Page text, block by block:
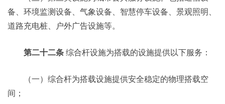
备、环境监测设备、气象设备、智慧停车设备、景观照明、
道路充电桩、户外广告设施等。
第二十二条 综合杆设施为搭载的设施提供以下服务：
（一）综合杆为搭载设施提供安全稳定的物理搭载空
间；